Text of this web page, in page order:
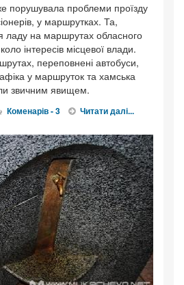
порушувала проблеми проїзду
у маршрутках. Та,
ладу на маршрутах обласного
інтересів міс­цевої влади.
переповнені автобуси,
у маршруток та хамська
звичним явищем.
Коменарів - 3 Читати далі...